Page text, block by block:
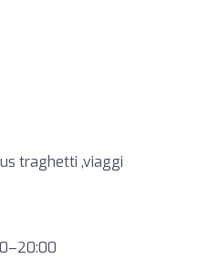
traghetti ,viaggi